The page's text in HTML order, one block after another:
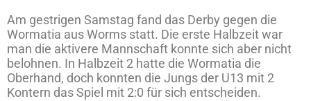
Am gestrigen Samstag fand das Derby gegen die
Wormatia aus Worms statt. Die erste Halbzeit war
man die aktivere Mannschaft konnte sich aber nicht
belohnen. In Halbzeit 2 hatte die Wormatia die
Oberhand, doch konnten die Jungs der U13 mit 2
Kontern das Spiel mit 2:0 für sich entscheiden.